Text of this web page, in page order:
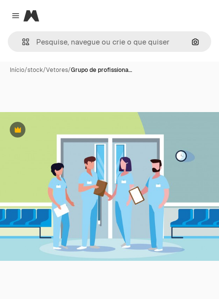
Close menu
Magnific
Início/stock/Vetores/Grupo de profissiona…
Premium